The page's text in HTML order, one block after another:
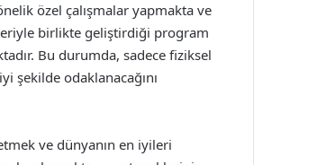
özel çalışmalar yapmakta ve
birlikte geliştirdiği program
Bu durumda, sadece fiziksel
şekilde odaklanacağını
ve dünyanın en iyileri